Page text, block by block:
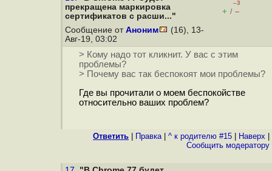
прекращена маркировка
сертификатов с расши..."
–3
+ / –
Сообщение от Аноним
(16), 13-
Авг-19, 03:02
> Кому надо тот кликнит. У вас с этим
проблемы?
> Почему вас так беспокоят мои проблемы?
Где вы прочитали о моем беспокойстве
относительно ваших проблем?
Ответить Правка| ^ к родителю #15 Наверх
Cообщить модератору